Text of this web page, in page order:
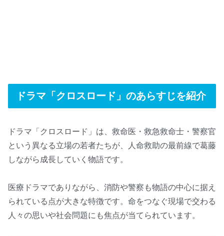
ドラマ「クロスロード」のあらすじを紹介
ドラマ「クロスロード」は、救命医・救急救命士・警察官
という異なる立場の若者たちが、人命救助の最前線で葛藤
しながら成長していく物語です。
医療ドラマでありながら、消防や警察も物語の中心に据え
られている点が大きな特徴です。命をつなぐ現場で交わる
人々の思いや社会問題にも焦点が当てられています。